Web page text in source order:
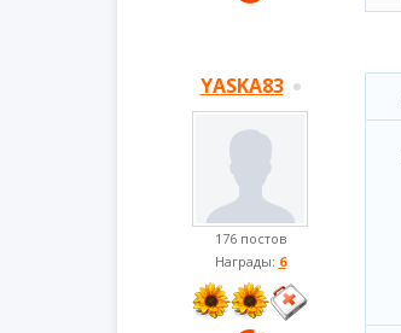
YASKA83
176 постов
Награды: 6